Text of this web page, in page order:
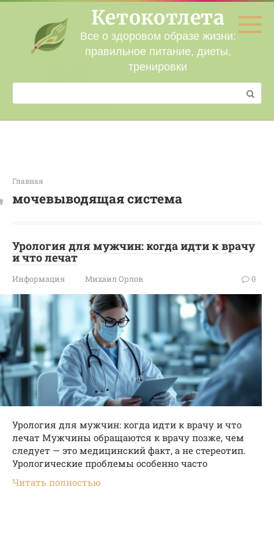
Перейти
контенту
Кетокотлета
Все о здоровом образе жизни:
правильное питание, диеты,
тренировки
Поиск:
Главная
мочевыводящая система
Урология для мужчин: когда идти к врачу
и что лечат
Информация Михаил Орлов 0
Урология для мужчин: когда идти к врачу и что
лечат Мужчины обращаются к врачу позже, чем
следует — это медицинский факт, а не стереотип.
Урологические проблемы особенно часто
Читать полностью